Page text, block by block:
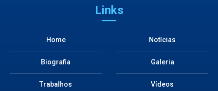
Links
Home
Biografia
Trabalhos
Notícias
Galeria
Vídeos